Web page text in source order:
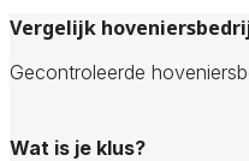
Vergelijk
Gecontroleerde
Wat is je klus?